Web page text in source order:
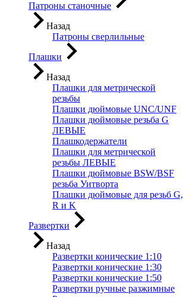
Патроны станочные
Назад
Патроны сверлильные
Плашки
Назад
Плашки для метрической
резьбы
Плашки дюймовые UNC/UNF
Плашки дюймовые резьба G
ЛЕВЫЕ
Плашкодержатели
Плашки для метрической
резьбы ЛЕВЫЕ
Плашки дюймовые BSW/BSF
резьба Уитворта
Плашки дюймовые для резьб G,
R и K
Развертки
Назад
Развертки конические 1:10
Развертки конические 1:30
Развертки конические 1:50
Развертки ручные разжимные